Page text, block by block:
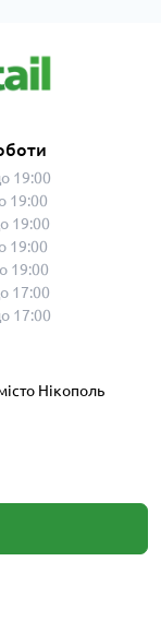
19:00
19:00
19:00
19:00
19:00
17:00
17:00
Нікополь